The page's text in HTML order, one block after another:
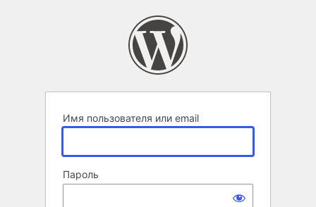
Имя пользователя или email
Пароль